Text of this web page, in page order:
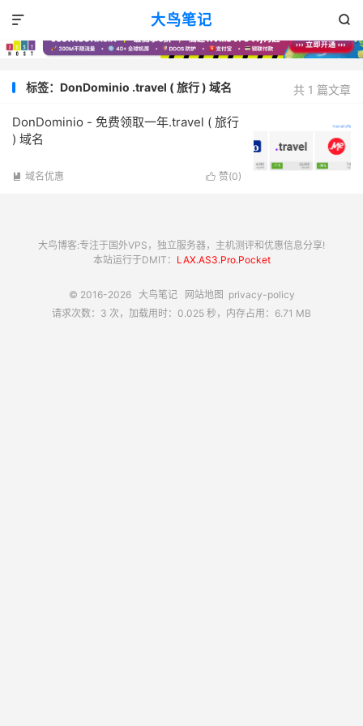
大鸟笔记 

共 1 篇文章
标签：DonDominio .travel ( 旅行 ) 域名
DonDominio - 免费领取一年.travel ( 旅行
) 域名
 赞(0)
 域名优惠
大鸟博客:专注于国外VPS，独立服务器，主机测评和优惠信息分享!
本站运行于DMIT： LAX.AS3.Pro.Pocket
© 2016-2026 大鸟笔记 网站地图 privacy-policy
请求次数：3 次，加载用时：0.025 秒，内存占用：6.71 MB